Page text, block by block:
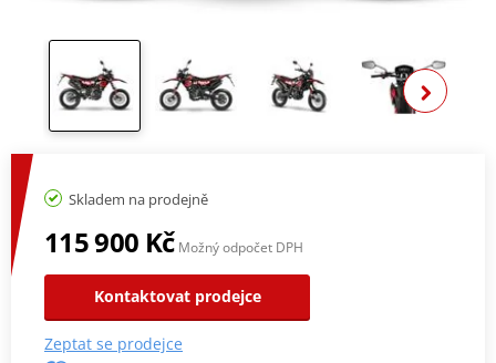
Skladem na prodejně
115 900 Kč Možný odpočet DPH
Kontaktovat prodejce
Zeptat se prodejce